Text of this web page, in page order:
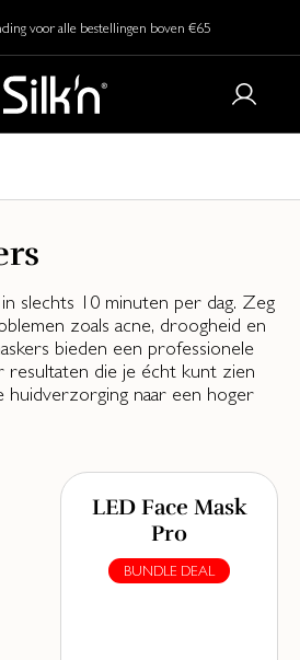
voor alle bestellingen boven €65
slechts 10 minuten per dag. Zeg
zoals acne, droogheid en
bieden een professionele
resultaten die je écht kunt zien
huidverzorging naar een hoger
LED Face Mask
Pro
BUNDLE DEAL